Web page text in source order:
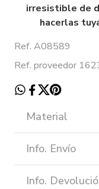
irresistible de
hacerlas
Ref. A08589
Ref. proveedor
Material
Info. Envío
Info.